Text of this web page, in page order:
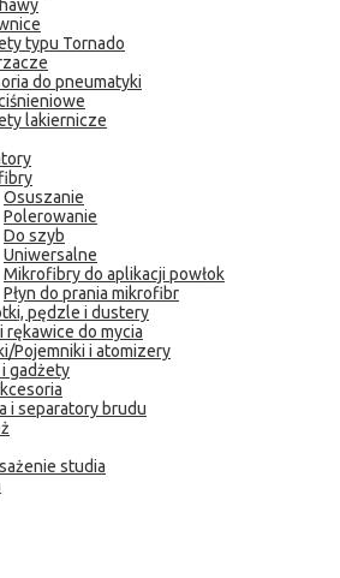
typu Tornado
do pneumatyki
lakiernicze
Osuszanie
Polerowanie
Do szyb
Uniwersalne
Mikrofibry do aplikacji powłok
Płyn do prania mikrofibr
pędzle i dustery
rękawice do mycia
Pojemniki i atomizery
gadżety
i separatory brudu
studia